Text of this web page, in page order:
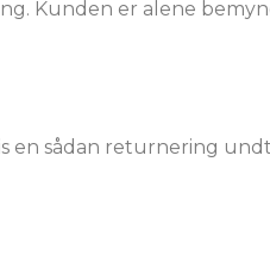
Kunden er alene
en sådan returnering